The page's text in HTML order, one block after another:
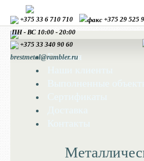
+375 33 6 710 710
+375 29 525
ПН - ВС 10:00 - 20:00
+375 33 340 90 60
brestmetal@rambler.ru
Главная